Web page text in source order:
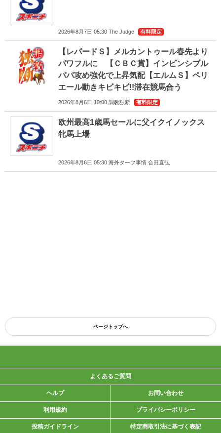
2026年8月7日 05:30 The Judge 有料限定
【レパードＳ】メルカントゥール春先より
パワフルに 【ＣＢＣ賞】インビンシブル
パパ攻め強化で上昇気配【エルムＳ】ペリ
エール動きキビキビ!!滞在競馬合う
2026年8月6日 10:00 調教独断 有料限定
欧州最高1歳馬セールに父イクイノックス
牝馬上場
2026年8月6日 05:30 海外ターフ事情 合田直弘
ページトップへ
よくあるご質問
ヘルプ お問い合わせ
利用規約 プライバシーポリシー
投稿ガイドライン 特定商取引法に基づく表記